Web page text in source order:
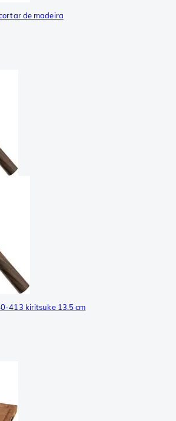
de madeira
413 kiritsuke 13.5 cm